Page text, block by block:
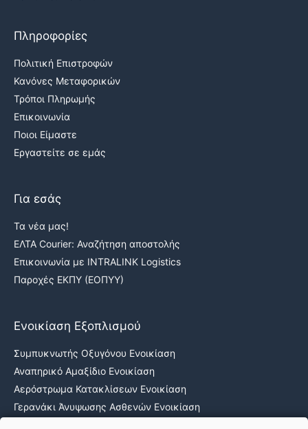
Πληροφορίες
Πολιτική Επιστροφών
Κανόνες Μεταφορικών
Τρόποι Πληρωμής
Επικοινωνία
Ποιοι Είμαστε
Εργαστείτε σε εμάς
Για εσάς
Τα νέα μας!
ΕΛΤΑ Courier: Αναζήτηση αποστολής
Επικοινωνία με INTRALINK Logistics
Παροχές ΕΚΠΥ (ΕΟΠΥΥ)
Ενοικίαση Εξοπλισμού
Συμπυκνωτής Οξυγόνου Ενοικίαση
Αναπηρικό Αμαξίδιο Ενοικίαση
Αερόστρωμα Κατακλίσεων Ενοικίαση
Γερανάκι Άνυψωσης Ασθενών Ενοικίαση